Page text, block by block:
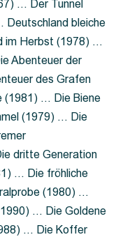
… Der Tunnel
bleiche
im Herbst (1978) …
Abenteuer der
des Grafen
(1981) … Die Biene
(1979) … Die
dritte Generation
… Die fröhliche
(1980) …
… Die Goldene
… Die Koffer